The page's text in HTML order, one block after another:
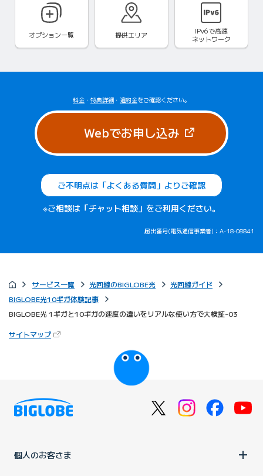
オプション一覧 提供エリア IPv6で高速
ネットワーク
料金 ・ 特典詳細 ・ 違約金をご確認ください。
Webでお申し込み（新しいタブ
ご不明点は「よくある質問」よりご確認
※ご相談は「チャット相談」をご利用ください。
届出番号(電気通信事業者)：A-18-08841
サービス一覧 光回線のBIGLOBE光
光回線ガイド
BIGLOBE光10ギガ体験記事
BIGLOBE光 1ギガと10ギガの速度の違いをリアルな使い方で大検証-03
サイトマップ（新しいタブで開きます）
個人のお客さま